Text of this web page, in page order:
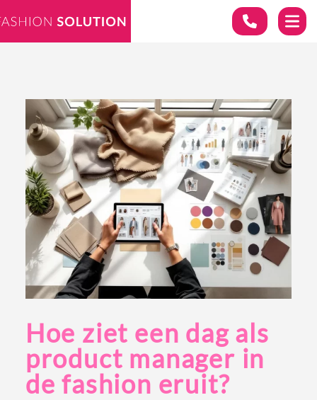
Hoe ziet een dag als
product manager in
de fashion eruit?